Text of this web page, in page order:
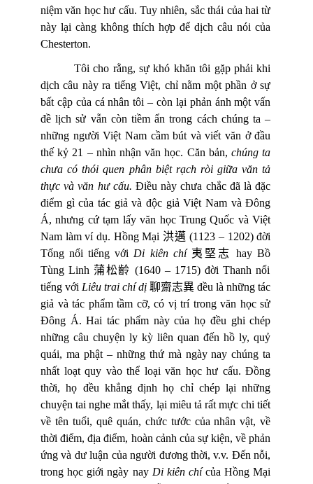
niệm văn học hư cấu. Tuy nhiên, sắc thái của hai từ
này lại càng không thích hợp để dịch câu nói của
Chesterton.
Tôi cho rằng, sự khó khăn tôi gặp phải khi
dịch câu này ra tiếng Việt, chỉ nằm một phần ở sự
bất cập của cá nhân tôi – còn lại phản ánh một vấn
đề lịch sử vẫn còn tiềm ẩn trong cách chúng ta –
những người Việt Nam cầm bút và viết văn ở đầu
thế kỷ 21 – nhìn nhận văn học. Căn bản,chúng ta
chưa có thói quen phân biệt rạch ròi giữa văn tả
thực và văn hư cấu. Điều này chưa chắc đã là đặc
điểm gì của tác giả và độc giả Việt Nam và Đông
Á, nhưng cứ tạm lấy văn học Trung Quốc và Việt
Nam làm ví dụ. Hồng Mại 洪邁 (1123 – 1202)đời
Tống nổi tiếng với Di kiên chí 夷堅志 hay Bồ
Tùng Linh 蒲松齡 (1640 – 1715) đời Thanh nổi
tiếng với Liêu trai chí dị 聊齋志異 đều là những tác
giả và tác phẩm tầm cỡ, có vị trí trong văn học sử
Đông Á. Hai tác phẩm này của họ đều ghi chép
những câu chuyện ly kỳ liên quan đến hồ ly, quỷ
quái, ma phật – những thứ mà ngày nay chúng ta
nhất loạt quy vào thể loại văn học hư cấu. Đồng
thời, họ đều khẳng định họ chỉ chép lại những
chuyện tai nghe mắt thấy, lại miêu tả rất mực chi tiết
về tên tuổi, quê quán, chức tước của nhân vật, về
thời điểm, địa điểm, hoàn cảnh của sự kiện, về phản
ứng và dư luận của người đương thời, v.v. Đến nỗi,
trong học giới ngày nay Di kiên chícủa Hồng Mại